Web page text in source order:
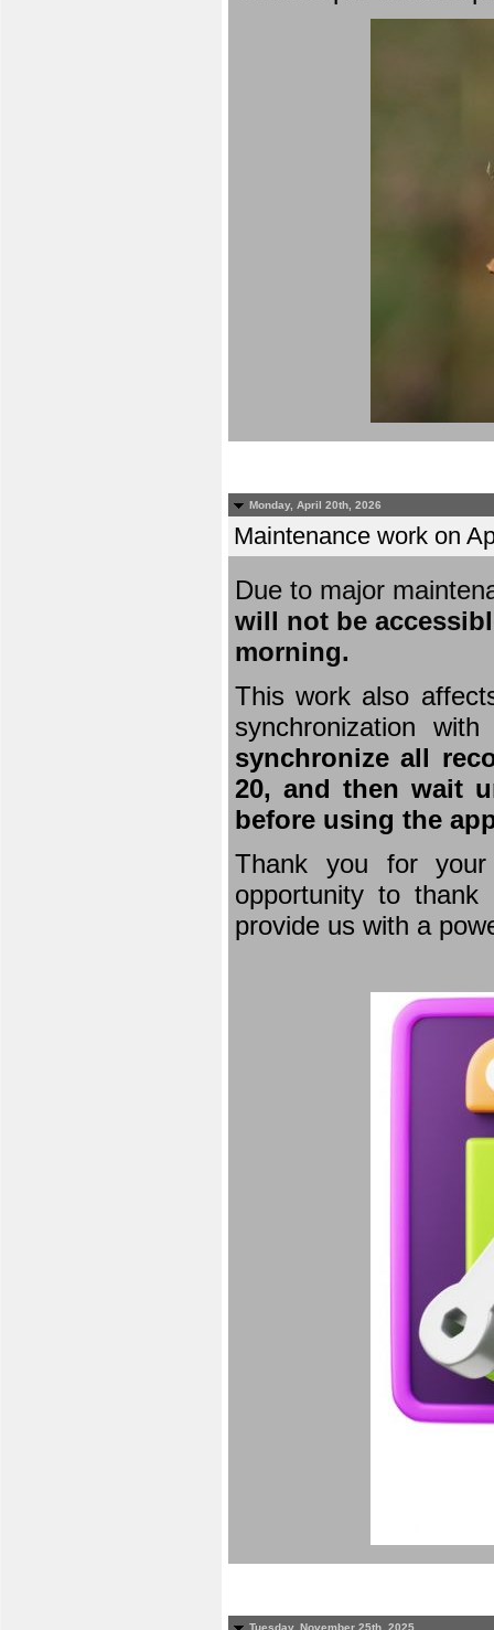
Monday, April 20th, 2026
Maintenance work on
Due to major
will not be
morning.
This work also
synchronization
synchronize all
20, and then wait
before using the
Thank you for
opportunity to
provide us with a
Tuesday, November 25th, 2025